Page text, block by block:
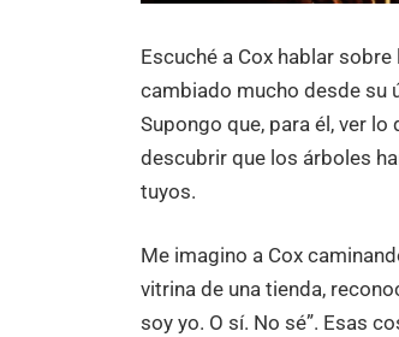
Escuché a Cox hablar
cambiado mucho desde su
Supongo que, para él, ver
descubrir que los árboles
tuyos.
Me imagino a Cox
vitrina de una tienda,
soy yo. O sí. No sé”. Esas